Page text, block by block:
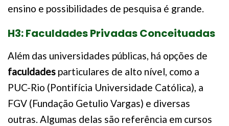
ensino e possibilidades de pesquisa é grande.
H3: Faculdades Privadas Conceituadas
Além das universidades públicas, há opções de
faculdades particulares de alto nível, como a
PUC-Rio (Pontifícia Universidade Católica), a
FGV (Fundação Getulio Vargas) e diversas
outras. Algumas delas são referência em cursos